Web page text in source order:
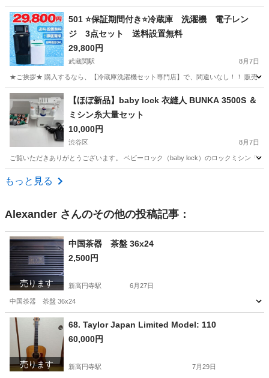
東京 千代田区 竹橋駅 生活家電
501 ⭐️保証期間付き⭐️冷蔵庫 洗濯機 電子レン
ジ 3点セット 送料設置無料
29,800円
武蔵関駅 8月7日
★ご挨拶★ 購入するなら、【冷蔵庫洗濯機セット専門店】で、間違いなし！！ 販売セ
東京 練馬区 武蔵関駅 商品
【ほぼ新品】baby lock 衣縫人 BUNKA 3500S ＆
ミシン糸大量セット
10,000円
渋谷区 8月7日
ご覧いただきありがとうございます。 ベビーロック（baby lock）のロックミシン「
東京 渋谷区
もっと見る
Alexander さんのその他の投稿記事：
売ります
中国茶器 茶盤 36x24
2,500円
新高円寺駅 6月27日
中国茶器 茶盤 36x24
東京 杉並区
売ります
68. Taylor Japan Limited Model: 110
60,000円
新高円寺駅 7月29日